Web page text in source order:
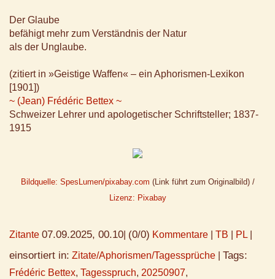
Der Glaube
befähigt mehr zum Verständnis der Natur
als der Unglaube.
(zitiert in »Geistige Waffen« – ein Aphorismen-Lexikon
[1901])
~ (Jean) Frédéric Bettex ~
Schweizer Lehrer und apologetischer Schriftsteller; 1837-
1915
Bildquelle: SpesLumen/pixabay.com (Link führt zum Originalbild) /
Lizenz: Pixabay
Zitante 07.09.2025, 00.10 (0/0) Kommentare TB PL
einsortiert in: Zitate/Aphorismen/Tagessprüche Tags:
Frédéric Bettex, Tagesspruch, 20250907,